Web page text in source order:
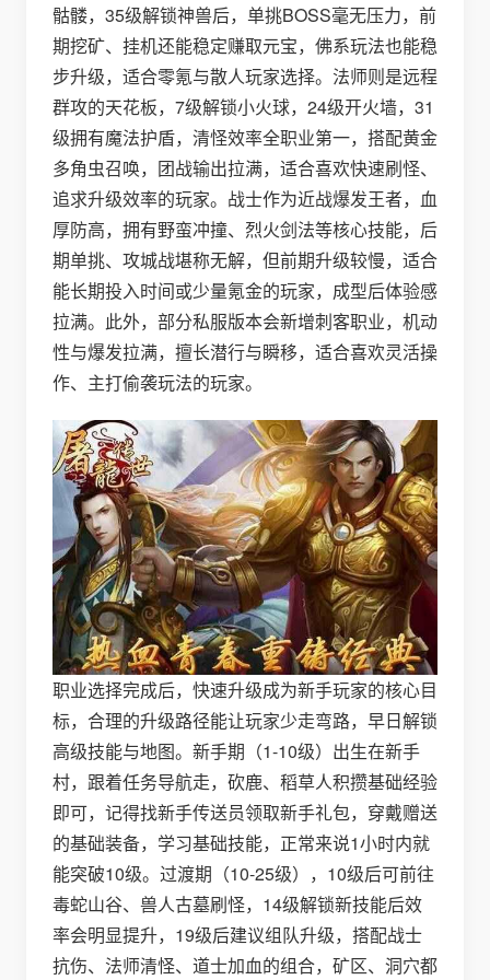
骷髅，35级解锁神兽后，单挑BOSS毫无压力，前
期挖矿、挂机还能稳定赚取元宝，佛系玩法也能稳
步升级，适合零氪与散人玩家选择。法师则是远程
群攻的天花板，7级解锁小火球，24级开火墙，31
级拥有魔法护盾，清怪效率全职业第一，搭配黄金
多角虫召唤，团战输出拉满，适合喜欢快速刷怪、
追求升级效率的玩家。战士作为近战爆发王者，血
厚防高，拥有野蛮冲撞、烈火剑法等核心技能，后
期单挑、攻城战堪称无解，但前期升级较慢，适合
能长期投入时间或少量氪金的玩家，成型后体验感
拉满。此外，部分私服版本会新增刺客职业，机动
性与爆发拉满，擅长潜行与瞬移，适合喜欢灵活操
作、主打偷袭玩法的玩家。
职业选择完成后，快速升级成为新手玩家的核心目
标，合理的升级路径能让玩家少走弯路，早日解锁
高级技能与地图。新手期（1-10级）出生在新手
村，跟着任务导航走，砍鹿、稻草人积攒基础经验
即可，记得找新手传送员领取新手礼包，穿戴赠送
的基础装备，学习基础技能，正常来说1小时内就
能突破10级。过渡期（10-25级），10级后可前往
毒蛇山谷、兽人古墓刷怪，14级解锁新技能后效
率会明显提升，19级后建议组队升级，搭配战士
抗伤、法师清怪、道士加血的组合，矿区、洞穴都